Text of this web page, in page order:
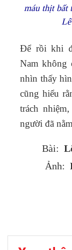
máu thịt bất
Để rồi khi
Nam không
nhìn thấy
cũng hiểu
trách
người đã
Bài:
Ảnh: